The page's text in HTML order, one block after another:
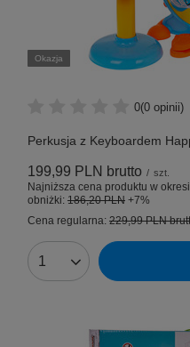
Okazja
0(0 opinii)
Perkusja z Keyboardem
199,99 PLN brutto / szt.
Najniższa cena produktu w
obniżki: 186,20 PLN +7%
Cena regularna: 229,99 PLN